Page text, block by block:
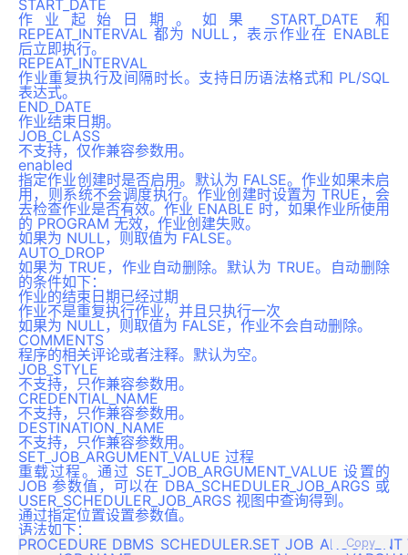
START_DATE
作业起始日期。如果 START_DATE 和
REPEAT_INTERVAL 都为 NULL，表示作业在 ENABLE
后立即执行。
REPEAT_INTERVAL
作业重复执行及间隔时长。支持日历语法格式和 PL/SQL
表达式。
END_DATE
作业结束日期。
JOB_CLASS
不支持，仅作兼容参数用。
enabled
指定作业创建时是否启用。默认为 FALSE。作业如果未启
用，则系统不会调度执行。作业创建时设置为 TRUE，会
去检查作业是否有效。作业 ENABLE 时，如果作业所使用
的 PROGRAM 无效，作业创建失败。
如果为 NULL，则取值为 FALSE。
AUTO_DROP
如果为 TRUE，作业自动删除。默认为 TRUE。自动删除
的条件如下：
作业的结束日期已经过期
作业不是重复执行作业，并且只执行一次
如果为 NULL，则取值为 FALSE，作业不会自动删除。
COMMENTS
程序的相关评论或者注释。默认为空。
JOB_STYLE
不支持，只作兼容参数用。
CREDENTIAL_NAME
不支持，只作兼容参数用。
DESTINATION_NAME
不支持，只作兼容参数用。
SET_JOB_ARGUMENT_VALUE 过程
重载过程。通过 SET_JOB_ARGUMENT_VALUE 设置的
JOB 参数值，可以在 DBA_SCHEDULER_JOB_ARGS 或
USER_SCHEDULER_JOB_ARGS 视图中查询得到。
通过指定位置设置参数值。
语法如下：
Copy
PROCEDURE